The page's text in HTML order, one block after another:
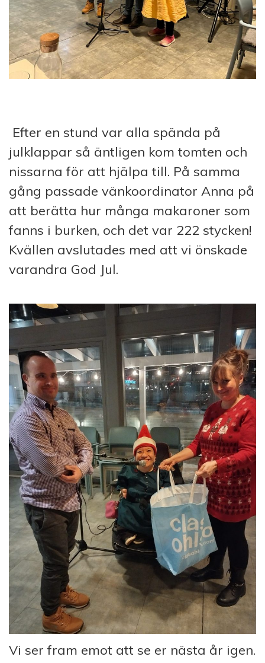
Efter en stund var alla spända på
julklappar så äntligen kom tomten och
nissarna för att hjälpa till. På samma
gång passade vänkoordinator Anna på
att berätta hur många makaroner som
fanns i burken, och det var 222 stycken!
Kvällen avslutades med att vi önskade
varandra God Jul.
Vi ser fram emot att se er nästa år igen.